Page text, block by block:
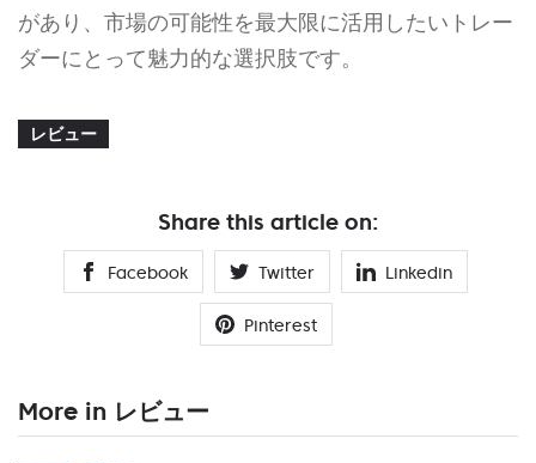
があり、市場の可能性を最大限に活用したいトレー
ダーにとって魅力的な選択肢です。
レビュー
Share this article on:
Facebook Twitter Linkedin
Pinterest
More in レビュー